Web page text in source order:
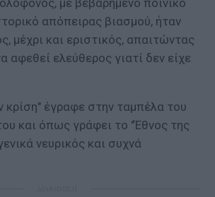
με βεβαρημένο ποινικό
απόπειρας βιασμού, ήταν
μέχρι και εριστικός, απαιτώντας
αφεθεί ελεύθερος γιατί δεν είχε
κρίση" έγραφε στην ταμπέλα του
και όπως γράφει το "Έθνος της
νευρικός και συχνά